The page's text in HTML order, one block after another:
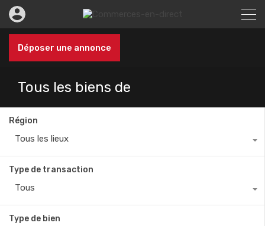
Déposer une annonce
Tous les biens de
Région
Tous les lieux
Type de transaction
Tous
Type de bien